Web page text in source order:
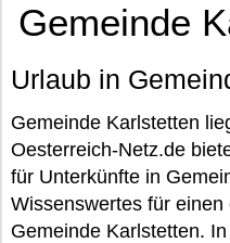
Gemeinde
Urlaub in
Gemeinde Karlstetten
Oesterreich-Netz.de
für Unterkünfte in
Wissenswertes für
Gemeinde Karlstetten.